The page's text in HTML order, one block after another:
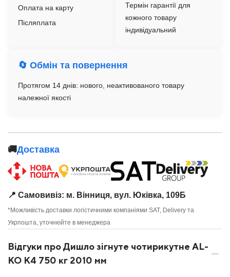
Оплата на карту
Післяплата
Термін гарантії для
кожного товару
індивідуальний
🔄 Обмін та повернення
Протягом 14 днів: нового, неактивованого товару
належної якості
🚚Доставка
📍 Самовивіз: м. Вінниця, вул. Юківка, 109Б
*Можливість доставки логістичними компаніями SAT, Delivery та
Укрпошта, уточнюйте в менеджера
Відгуки про Дишло зігнуте чотирикутне AL-
KO К4 750 кг 2010 мм